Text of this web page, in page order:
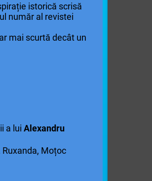
istorică scrisă
număr al revistei
mai scurtă decât un
a lui Alexandru
Moțoc